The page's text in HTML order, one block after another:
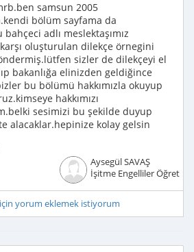
samsun 2005
bölüm sayfama da
bahçeci adlı meslektaşımız
oluşturulan dilekçe örnegini
sizler de dilekçeyi el
bakanlığa elinizden geldiğince
bu bölümü hakkımızla okuyup
hakkımızı
sesimizi bu şekilde duyup
alacaklar.hepinize kolay gelsin
Aysegül SAVAŞ
İşitme Engelliler
yorum eklemek istiyorum